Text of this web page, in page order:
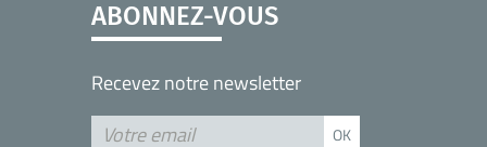
ABONNEZ-VOUS
Recevez notre newsletter